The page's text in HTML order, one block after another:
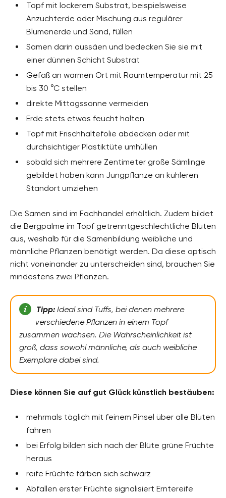
Topf mit lockerem Substrat, beispielsweise
Anzuchterde oder Mischung aus regulärer
Blumenerde und Sand, füllen
Samen darin aussäen und bedecken Sie sie mit
einer dünnen Schicht Substrat
Gefäß an warmen Ort mit Raumtemperatur mit 25
bis 30 °C stellen
direkte Mittagssonne vermeiden
Erde stets etwas feucht halten
Topf mit Frischhaltefolie abdecken oder mit
durchsichtiger Plastiktüte umhüllen
sobald sich mehrere Zentimeter große Sämlinge
gebildet haben kann Jungpflanze an kühleren
Standort umziehen
Die Samen sind im Fachhandel erhältlich. Zudem bildet
die Bergpalme im Topf getrenntgeschlechtliche Blüten
aus, weshalb für die Samenbildung weibliche und
männliche Pflanzen benötigt werden. Da diese optisch
nicht voneinander zu unterscheiden sind, brauchen Sie
mindestens zwei Pflanzen.
Tipp:Ideal sind Tuffs, bei denen mehrere
verschiedene Pflanzen in einem Topf
zusammen wachsen. Die Wahrscheinlichkeit ist
groß, dass sowohl männliche, als auch weibliche
Exemplare dabei sind.
Diese können Sie auf gut Glück künstlich bestäuben:
mehrmals täglich mit feinem Pinsel über alle Blüten
fahren
bei Erfolg bilden sich nach der Blüte grüne Früchte
heraus
reife Früchte färben sich schwarz
Abfallen erster Früchte signalisiert Erntereife